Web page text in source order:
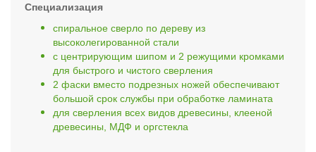
Специализация
спиральное сверло по дереву из
высоколегированной стали
с центрирующим шипом и 2 режущими кромками
для быстрого и чистого сверления
2 фаски вместо подрезных ножей обеспечивают
большой срок службы при обработке ламината
для сверления всех видов древесины, клееной
древесины, МДФ и оргстекла